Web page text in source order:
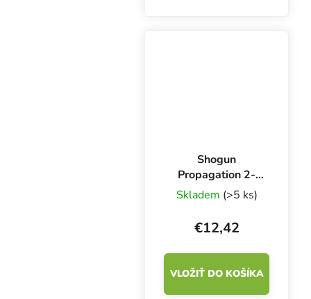
Shogun
Propagation 2-
Pack 500 ml, sada
hnojív
Skladem (>5 ks)
€12,42
VLOŽIŤ DO KOŠÍKA